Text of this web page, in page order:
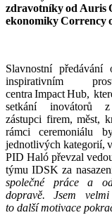
zdravotníky od
ekonomiky Corrency
Slavnostní
inspirativním
centra Impact Hub,
setkání
zástupci firem, měst,
rámci ceremoniálu
jednotlivých kategorií,
PID Haló převzal
týmu IDSK za
společné práce a
dopravě. Jsem
to další motivace